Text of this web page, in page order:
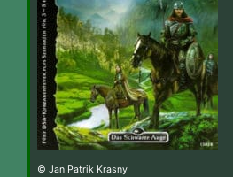
© Jan Patrik Krasny